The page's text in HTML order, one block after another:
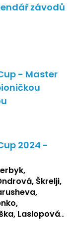
závodů
- Master
2024 -
Škrelji,
Laslopová